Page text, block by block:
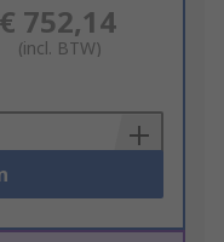
€ 752,14
(incl. BTW)